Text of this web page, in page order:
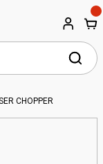
CHOPPER